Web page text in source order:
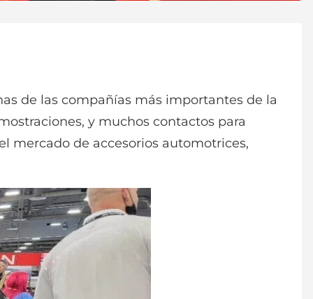
de las compañías más importantes de la
y muchos contactos para
mercado de accesorios automotrices,